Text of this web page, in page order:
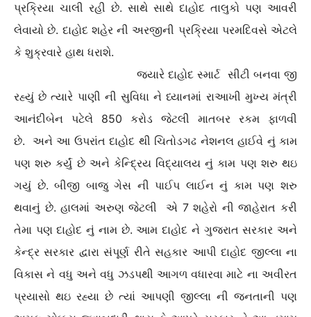
પ્રક્રિયા ચાલી રહી છે. સાથે સાથે દાહોદ તાલુકો પણ આવરી
લેવાયો છે. દાહોદ શહેર ની અરજીની પ્રક્રિયા પરમદિવસે એટલે
કે શુક્રવારે હાથ ધરાશે.
જયારે દાહોદ સ્માર્ટ સીટી બનવા જી
રહ્યું છે ત્યારે પાણી ની સુવિધા ને ધ્યાનમાં રાઆખી મુખ્ય મંત્રી
આનંદીબેન પટેલે 850 કરોડ જેટલી માતબર રકમ ફાળવી
છે. અને આ ઉપરાંત દાહોદ થી ચિતોડગઢ નેશનલ હાઈવે નું કામ
પણ શરુ કર્યું છે અને કેન્દ્રિય વિદ્યાલય નું કામ પણ શરુ થઇ
ગયું છે. બીજી બાજુ ગેસ ની પાઈપ લાઈન નું કામ પણ શરુ
થવાનું છે. હાલમાં અરુણ જેટલી એ 7 શહેરો ની જાહેરાત કરી
તેમા પણ દાહોદ નું નામ છે. આમ દાહોદ ને ગુજરાત સરકાર અને
કેન્દ્ર સરકાર દ્વારા સંપૂર્ણ રીતે સહકાર આપી દાહોદ જીલ્લા ના
વિકાસ ને વધુ અને વધુ ઝડપથી આગળ વધારવા માટે ના અવીરત
પ્રયાસો થઇ રહ્યા છે ત્યાં આપણી જીલ્લા ની જનતાની પણ